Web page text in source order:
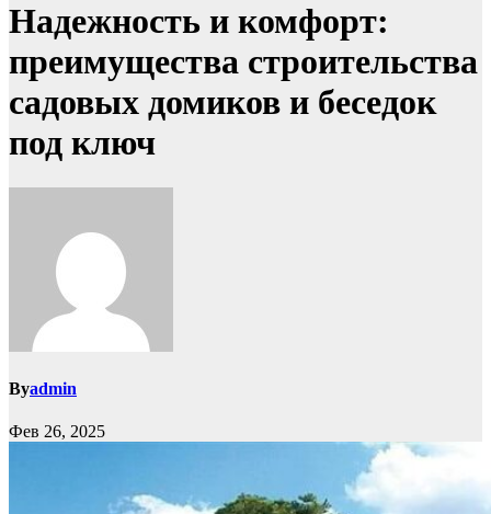
Надежность и комфорт:
преимущества строительства
садовых домиков и беседок
под ключ
Byadmin
Фев 26, 2025